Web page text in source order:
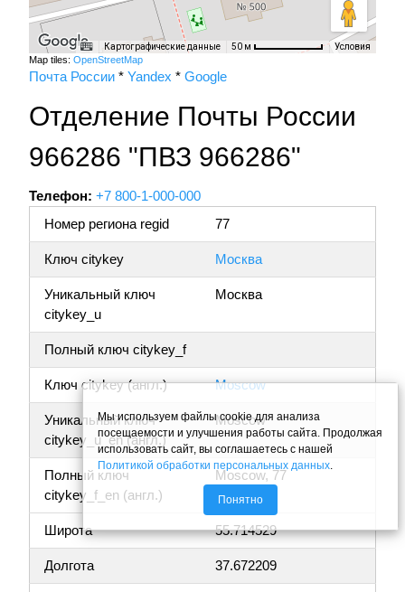
Картографические данные 50 м Условия
Map tiles: OpenStreetMap
Почта России * Yandex * Google
Отделение Почты России
966286 "ПВЗ 966286"
Телефон: +7 800-1-000-000
Номер региона regid
77
Ключ citykey Москва
Уникальный ключ
citykey_u
Москва
Полный ключ citykey_f
Ключ citykey (англ.) Moscow
Уникальный ключ
citykey_u_en (англ.)
Moscow
Полный ключ
citykey_f_en (англ.)
Moscow, 77
Широта 55.714529
Долгота 37.672209
Мы используем файлы cookie для анализа
посещаемости и улучшения работы сайта. Продолжая
использовать сайт, вы соглашаетесь с нашей
Политикой обработки персональных данных
Понятно